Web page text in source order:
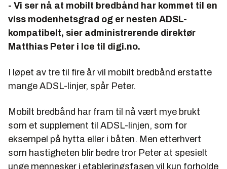
- Vi ser nå at mobilt bredbånd har kommet til en
viss modenhetsgrad og er nesten ADSL-
kompatibelt, sier administrerende direktør
Matthias Peter i Ice til digi.no.
I løpet av tre til fire år vil mobilt bredbånd erstatte
mange ADSL-linjer, spår Peter.
Mobilt bredbånd har fram til nå vært mye brukt
som et supplement til ADSL-linjen, som for
eksempel på hytta eller i båten. Men etterhvert
som hastigheten blir bedre tror Peter at spesielt
unge mennesker i etableringsfasen vil kun forholde